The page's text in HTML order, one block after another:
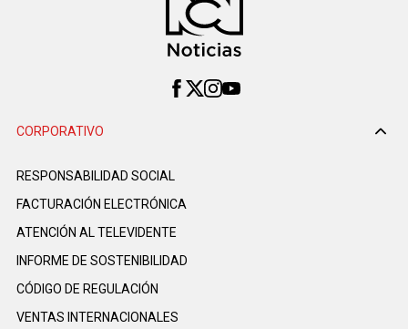
CORPORATIVO
RESPONSABILIDAD SOCIAL
FACTURACIÓN ELECTRÓNICA
ATENCIÓN AL TELEVIDENTE
INFORME DE SOSTENIBILIDAD
CÓDIGO DE REGULACIÓN
VENTAS INTERNACIONALES